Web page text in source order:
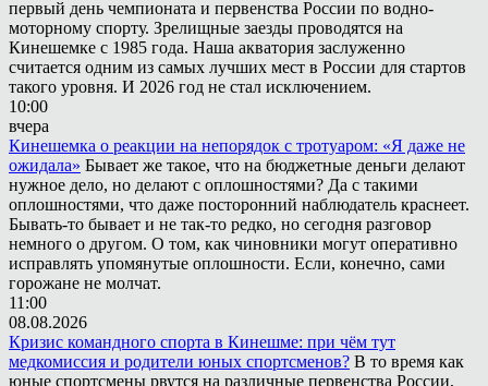
первый день чемпионата и первенства России по водно-
моторному спорту. Зрелищные заезды проводятся на
Кинешемке с 1985 года. Наша акватория заслуженно
считается одним из самых лучших мест в России для стартов
такого уровня. И 2026 год не стал исключением.
10:00
вчера
Кинешемка о реакции на непорядок с тротуаром: «Я даже не
ожидала» Бывает же такое, что на бюджетные деньги делают
нужное дело, но делают с оплошностями? Да с такими
оплошностями, что даже посторонний наблюдатель краснеет.
Бывать-то бывает и не так-то редко, но сегодня разговор
немного о другом. О том, как чиновники могут оперативно
исправлять упомянутые оплошности. Если, конечно, сами
горожане не молчат.
11:00
08.08.2026
Кризис командного спорта в Кинешме: при чём тут
медкомиссия и родители юных спортсменов? В то время как
юные спортсмены рвутся на различные первенства России,